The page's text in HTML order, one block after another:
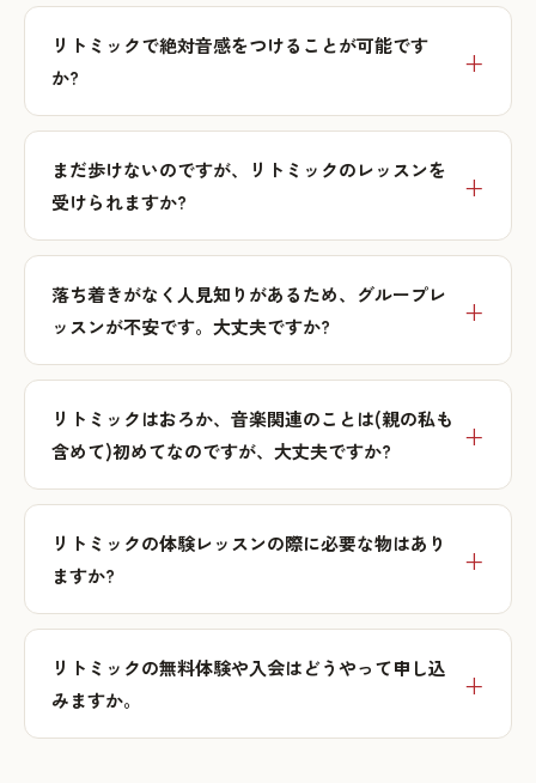
リトミックで絶対音感をつけることが可能です
か?
まだ歩けないのですが、リトミックのレッスンを
受けられますか?
落ち着きがなく人見知りがあるため、グループレ
ッスンが不安です。大丈夫ですか?
リトミックはおろか、音楽関連のことは(親の私も
含めて)初めてなのですが、大丈夫ですか?
リトミックの体験レッスンの際に必要な物はあり
ますか?
リトミックの無料体験や入会はどうやって申し込
みますか。